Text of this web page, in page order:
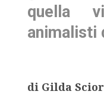
quella
animalisti
di Gilda